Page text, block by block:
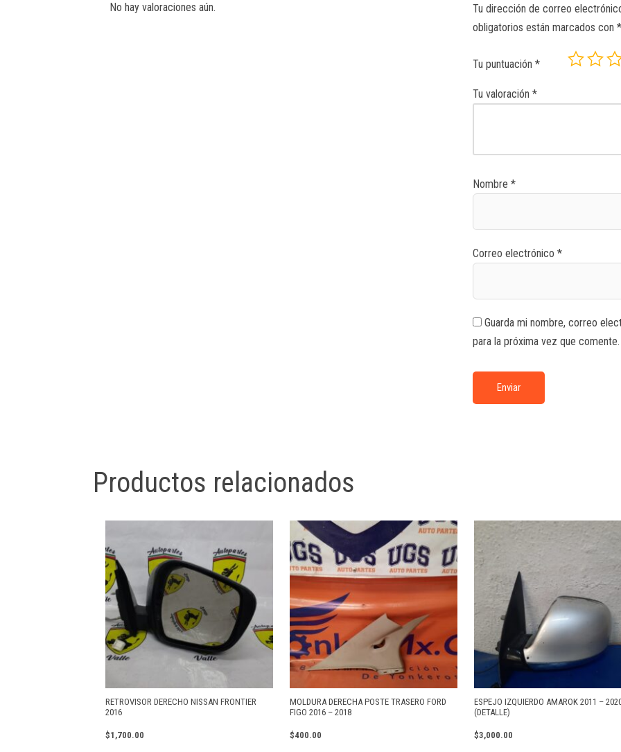
No hay valoraciones aún. Tu dirección de correo
obligatorios están marcados con*
Tu puntuación*
Tu valoración*
Nombre*
Correo electrónico*
Guarda mi nombre, correo
para la próxima vez que comente.
Productos relacionados
RETROVISOR DERECHO NISSAN FRONTIER
2016
$1,700.00
MOLDURA DERECHA POSTE TRASERO FORD
FIGO 2016 – 2018
$400.00
ESPEJO IZQUIERDO AMAROK 2011 –
(DETALLE)
$3,000.00